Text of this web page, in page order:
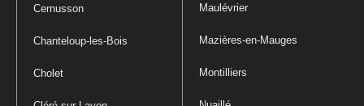
Cernusson
Chanteloup-les-Bois
Cholet
Maulévrier
Mazières-en-Mauges
Montilliers